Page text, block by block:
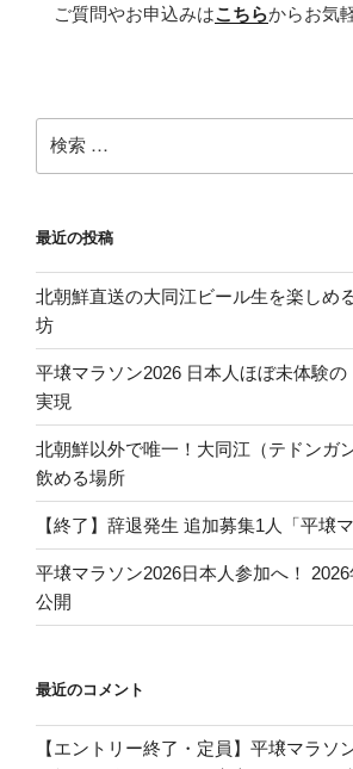
ご質問やお申込みはこちらからお気
索:
最近の投稿
北朝鮮直送の大同江ビール生を楽しめ
坊
平壌マラソン2026 日本人ほぼ未体験
実現
北朝鮮以外で唯一！大同江（テドンガ
飲める場所
【終了】辞退発生 追加募集1人「平壌
平壌マラソン2026日本人参加へ！
公開
最近のコメント
【エントリー終了・定員】平壌マラソ